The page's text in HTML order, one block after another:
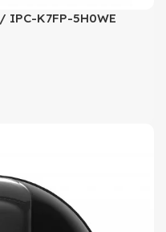
IPC-K7FP-5H0WE